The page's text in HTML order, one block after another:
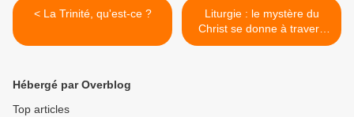
< La Trinité, qu'est-ce ?
Liturgie : le mystère du
Christ se donne à travers
des rites et des symboles. >
Hébergé par Overblog
Top articles